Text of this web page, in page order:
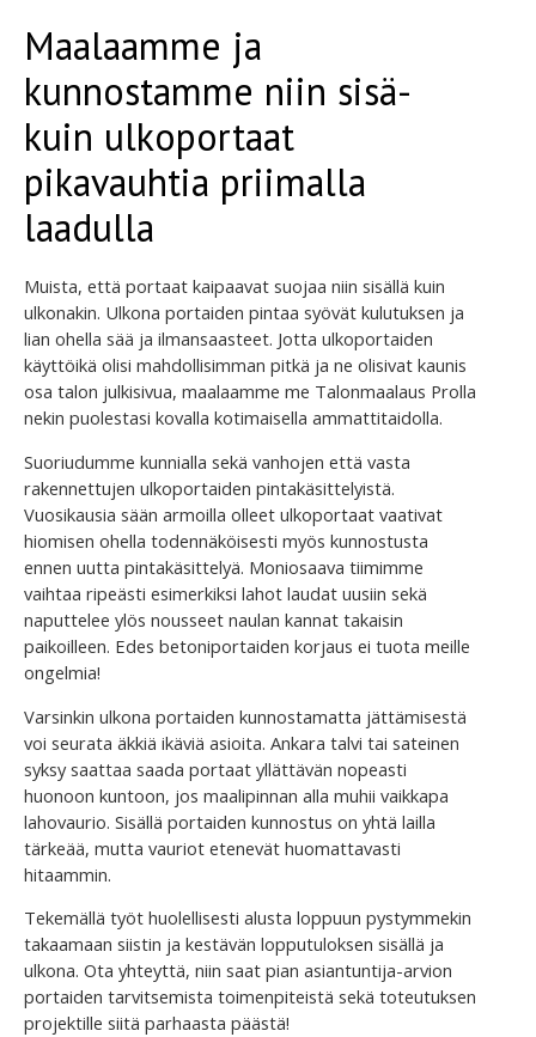
Maalaamme ja
kunnostamme niin sisä-
kuin ulkoportaat
pikavauhtia priimalla
laadulla
Muista, että portaat kaipaavat suojaa niin sisällä kuin
ulkonakin. Ulkona portaiden pintaa syövät kulutuksen ja
lian ohella sää ja ilmansaasteet. Jotta ulkoportaiden
käyttöikä olisi mahdollisimman pitkä ja ne olisivat kaunis
osa talon julkisivua, maalaamme me Talonmaalaus Prolla
nekin puolestasi kovalla kotimaisella ammattitaidolla.
Suoriudumme kunnialla sekä vanhojen että vasta
rakennettujen ulkoportaiden pintakäsittelyistä.
Vuosikausia sään armoilla olleet ulkoportaat vaativat
hiomisen ohella todennäköisesti myös kunnostusta
ennen uutta pintakäsittelyä. Moniosaava tiimimme
vaihtaa ripeästi esimerkiksi lahot laudat uusiin sekä
naputtelee ylös nousseet naulan kannat takaisin
paikoilleen. Edes betoniportaiden korjaus ei tuota meille
ongelmia!
Varsinkin ulkona portaiden kunnostamatta jättämisestä
voi seurata äkkiä ikäviä asioita. Ankara talvi tai sateinen
syksy saattaa saada portaat yllättävän nopeasti
huonoon kuntoon, jos maalipinnan alla muhii vaikkapa
lahovaurio. Sisällä portaiden kunnostus on yhtä lailla
tärkeää, mutta vauriot etenevät huomattavasti
hitaammin.
Tekemällä työt huolellisesti alusta loppuun pystymmekin
takaamaan siistin ja kestävän lopputuloksen sisällä ja
ulkona. Ota yhteyttä, niin saat pian asiantuntija-arvion
portaiden tarvitsemista toimenpiteistä sekä toteutuksen
projektille siitä parhaasta päästä!